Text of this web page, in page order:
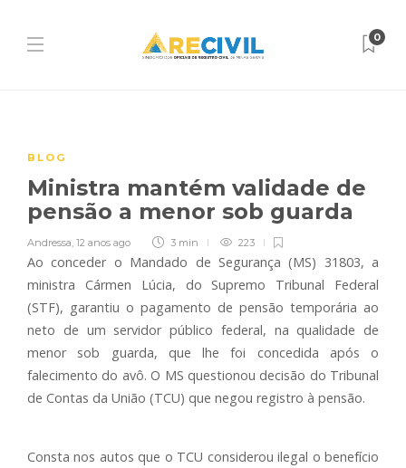
0
BLOG
Ministra mantém validade de
pensão a menor sob guarda
Andressa, 12 anos ago 3 min 223
Ao conceder o Mandado de Segurança (MS) 31803, a
ministra Cármen Lúcia, do Supremo Tribunal Federal
(STF), garantiu o pagamento de pensão temporária ao
neto de um servidor público federal, na qualidade de
menor sob guarda, que lhe foi concedida após o
falecimento do avô. O MS questionou decisão do Tribunal
de Contas da União (TCU) que negou registro à pensão.
Consta nos autos que o TCU considerou ilegal o benefício